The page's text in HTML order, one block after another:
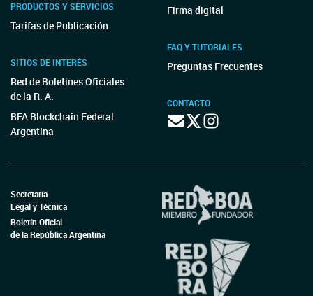
PRODUCTOS Y SERVICIOS
Tarifas de Publicación
SITIOS DE INTERÉS
Red de Boletines Oficiales
de la R. A.
BFA Blockchain Federal
Argentina
Firma digital
FAQ Y TUTORIALES
Preguntas Frecuentes
CONTACTO
Secretaría
Legal y Técnica
Boletín Oficial
de la República Argentina